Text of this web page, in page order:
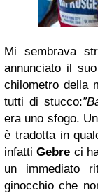
Mi sembrava
annunciato il
chilometro della
tutti di stucco:
era uno sfogo.
è tradotta in
infatti Gebre ci
un immediato
ginocchio che